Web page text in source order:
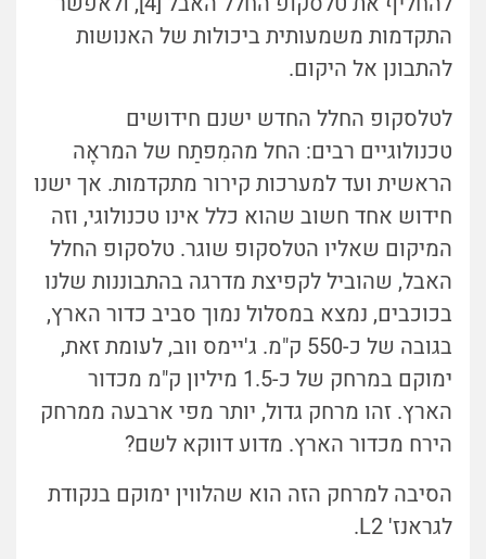
התקדמות משמעותית ביכולות של האנושות
להתבונן אל היקום.
לטלסקופ החלל החדש ישנם חידושים
טכנולוגיים רבים: החל מהמִפתַח של המראָה
הראשית ועד למערכות קירור מתקדמות. אך ישנו
חידוש אחד חשוב שהוא כלל אינו טכנולוגי, וזה
המיקום שאליו הטלסקופ שוגר. טלסקופ החלל
האבל, שהוביל לקפיצת מדרגה בהתבוננות שלנו
בכוכבים, נמצא במסלול נמוך סביב כדור הארץ,
בגובה של כ-550 ק"מ. ג'יימס ווב, לעומת זאת,
ימוקם במרחק של כ-1.5 מיליון ק"מ מכדור
הארץ. זהו מרחק גדול, יותר מפי ארבעה ממרחק
הירח מכדור הארץ. מדוע דווקא לשם?
הסיבה למרחק הזה הוא שהלווין ימוקם בנקודת
לגראנז' L2.